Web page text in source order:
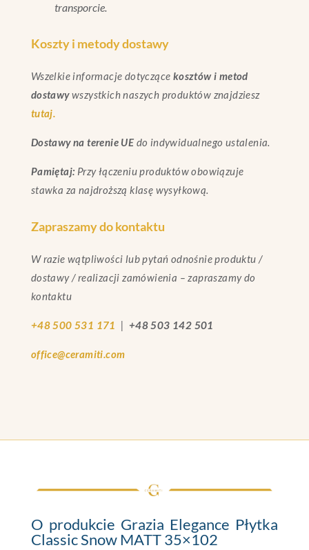
transporcie.
Koszty i metody dostawy
Wszelkie informacje dotyczące kosztów i metod
dostawywszystkich naszych produktów znajdziesz
tutaj.
Dostawy na terenie UE do indywidualnego ustalenia.
Pamiętaj: Przy łączeniu produktów obowiązuje
stawka za najdroższą klasę wysyłkową.
Zapraszamy do kontaktu
W razie wątpliwości lub pytań odnośnie produktu /
dostawy / realizacji zamówienia – zapraszamy do
kontaktu
+48 500 531 171 | +48 503 142 501
office@ceramiti.com
O produkcie Grazia Elegance Płytka
Classic Snow MATT 35×102